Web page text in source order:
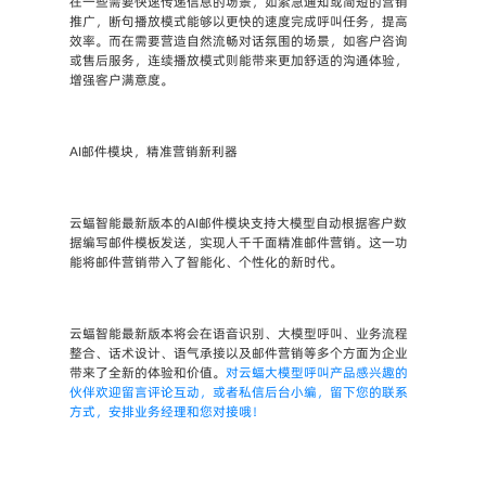
推广，断句播放模式能够以更快的速度完成呼叫任务，提高
效率。而在需要营造自然流畅对话氛围的场景，如客户咨询
或售后服务，连续播放模式则能带来更加舒适的沟通体验，
增强客户满意度。
AI邮件模块，精准营销新利器
云蝠智能最新版本的AI邮件模块支持大模型自动根据客户数
据编写邮件模板发送，实现人千千面精准邮件营销。这一功
能将邮件营销带入了智能化、个性化的新时代。
云蝠智能最新版本将会在语音识别、大模型呼叫、业务流程
整合、话术设计、语气承接以及邮件营销等多个方面为企业
带来了全新的体验和价值。 对云蝠大模型呼叫产品感兴趣的
伙伴欢迎留言评论互动，或者私信后台小编，留下您的联系
方式，安排业务经理和您对接哦！